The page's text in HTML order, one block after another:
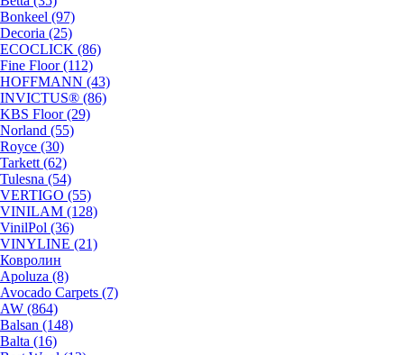
Bonkeel (97)
Decoria (25)
ECOCLICK (86)
Fine Floor (112)
HOFFMANN (43)
INVICTUS® (86)
KBS Floor (29)
Norland (55)
Royce (30)
Tarkett (62)
Tulesna (54)
VERTIGO (55)
VINILAM (128)
VinilPol (36)
VINYLINE (21)
Ковролин
Apoluza (8)
Avocado Carpets (7)
AW (864)
Balsan (148)
Balta (16)